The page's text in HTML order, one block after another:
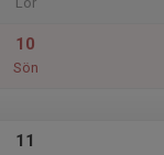
10
Sön
11